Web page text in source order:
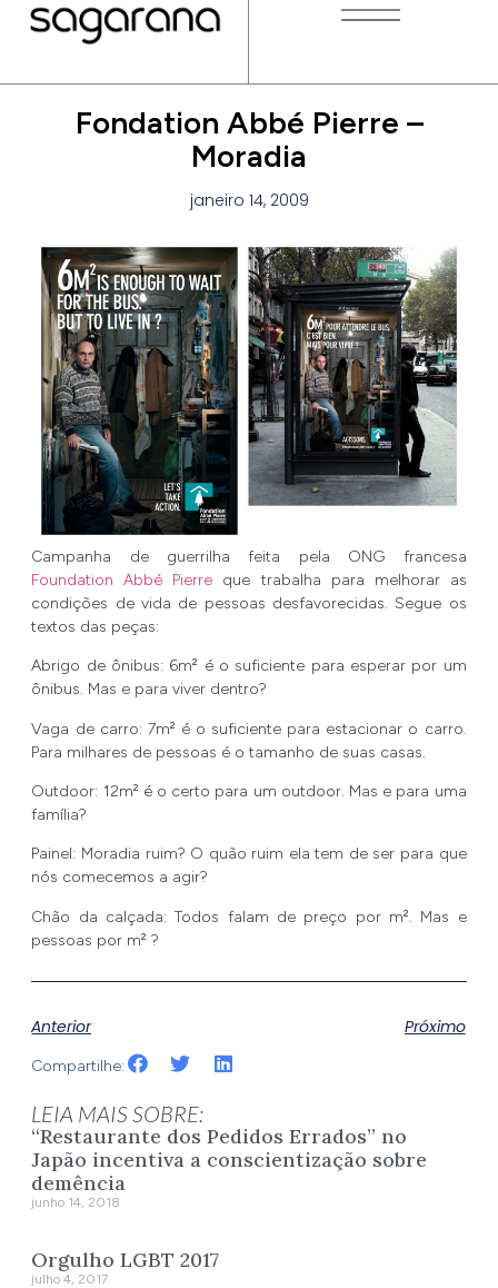
Fondation Abbé Pierre –
Moradia
janeiro 14, 2009
Campanha de guerrilha feita pela ONG francesa
Foundation Abbé Pierre que trabalha para melhorar as
condições de vida de pessoas desfavorecidas. Segue os
textos das peças:
Abrigo de ônibus: 6m² é o suficiente para esperar por um
ônibus. Mas e para viver dentro?
Vaga de carro: 7m² é o suficiente para estacionar o carro.
Para milhares de pessoas é o tamanho de suas casas.
Outdoor: 12m² é o certo para um outdoor. Mas e para uma
família?
Painel: Moradia ruim? O quão ruim ela tem de ser para que
nós comecemos a agir?
Chão da calçada: Todos falam de preço por m². Mas e
pessoas por m² ?
Anterior Próximo
Compartilhe:
LEIA MAIS SOBRE:
“Restaurante dos Pedidos Errados” no
Japão incentiva a conscientização sobre
demência
junho 14, 2018
Orgulho LGBT 2017
julho 4, 2017